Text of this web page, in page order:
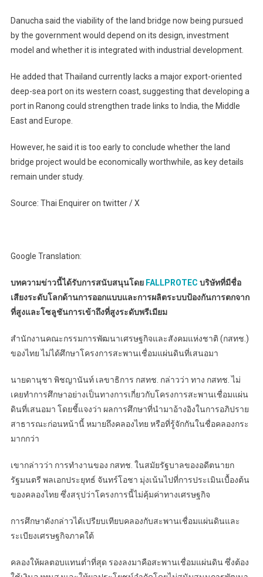
Danucha said the viability of the land bridge now being pursued
by the government would depend on its design, investment
model and whether it is integrated with industrial development.
He added that Thailand currently lacks a major export-oriented
deep-sea port on its western coast, suggesting that developing a
port in Ranong could strengthen trade links to India, the Middle
East and Europe.
However, he said it is too early to conclude whether the land
bridge project would be economically worthwhile, as key details
remain under study.
Source: Thai Enquirer on twitter / X
Google Translation:
บทความข่าวนี้ได้รับการสนับสนุนโดย FALLPROTEC บริษัทที่มีชื่อ
เสียงระดับโลกด้านการออกแบบและการผลิตระบบป้องกันการตกจาก
ที่สูงและโซลูชันการเข้าถึงที่สูงระดับพรีเมียม
สำนักงานคณะกรรมการพัฒนาเศรษฐกิจและสังคมแห่งชาติ (กสทช.)
ของไทย ไม่ได้ศึกษาโครงการสะพานเชื่อมแผ่นดินที่เสนอมา
นายดานุชา พิชญานันท์ เลขาธิการ กสทช. กล่าวว่า ทาง กสทช. ไม่
เคยทำการศึกษาอย่างเป็นทางการเกี่ยวกับโครงการสะพานเชื่อมแผ่น
ดินที่เสนอมา โดยชี้แจงว่า ผลการศึกษาที่นำมาอ้างอิงในการอภิปราย
สาธารณะก่อนหน้านี้ หมายถึงคลองไทย หรือที่รู้จักกันในชื่อคลองกระ
มากกว่า
เขากล่าวว่า การทำงานของ กสทช. ในสมัยรัฐบาลของอดีตนายก
รัฐมนตรี พลเอกประยุทธ์ จันทร์โอชา มุ่งเน้นไปที่การประเมินเบื้องต้น
ของคลองไทย ซึ่งสรุปว่าโครงการนี้ไม่คุ้มค่าทางเศรษฐกิจ
การศึกษาดังกล่าวได้เปรียบเทียบคลองกับสะพานเชื่อมแผ่นดินและ
ระเบียงเศรษฐกิจภาคใต้
คลองให้ผลตอบแทนต่ำที่สุด รองลงมาคือสะพานเชื่อมแผ่นดิน ซึ่งต้อง